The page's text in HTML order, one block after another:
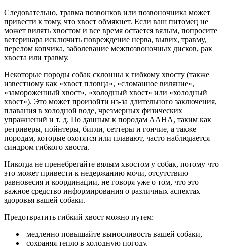
Следовательно, травма позвонков или позвоночника может
привести к тому, что хвост обмякнет. Если ваш питомец не
может вилять хвостом и все время остается вялым, попросите
ветеринара исключить повреждение нерва, вывих, травму,
перелом копчика, заболевание межпозвоночных дисков, рак
хвоста или травму.
Некоторые породы собак склонны к гибкому хвосту (также
известному как «хвост пловца», «сломанное виляние»,
«замороженный хвост», «холодный хвост» или «холодный
хвост»). Это может произойти из-за длительного заключения,
плавания в холодной воде, чрезмерных физических
упражнений и т. д. По данным к породам AAHA, таким как
ретриверы, пойнтеры, бигли, сеттеры и гончие, а также
породам, которые охотятся или плавают, часто наблюдается
синдром гибкого хвоста.
Никогда не пренебрегайте вялым хвостом у собак, потому что
это может привести к недержанию мочи, отсутствию
равновесия и координации, не говоря уже о том, что это
важное средство информирования о различных аспектах
здоровья вашей собаки.
Предотвратить гибкий хвост можно путем:
медленно повышайте выносливость вашей собаки,
сохраняя тепло в холодную погоду,